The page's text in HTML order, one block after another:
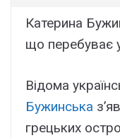
Катерина
що перебуває
Відома
Бужинська
грецьких